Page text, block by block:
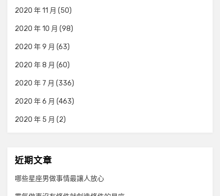
2020 年 11 月 (50)
2020 年 10 月 (98)
2020 年 9 月 (63)
2020 年 8 月 (60)
2020 年 7 月 (336)
2020 年 6 月 (463)
2020 年 5 月 (2)
近期文章
哪些星座男做事情最讓人放心